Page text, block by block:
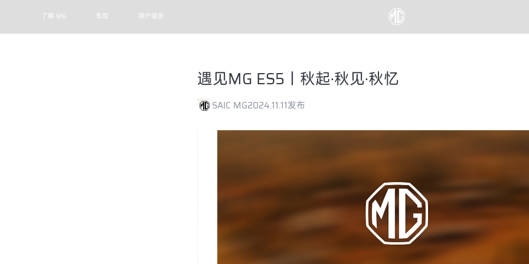
了解 MG 车型 用户服务
遇见MG ES5｜秋起·秋见·秋忆
SAIC MG2024.11.11发布